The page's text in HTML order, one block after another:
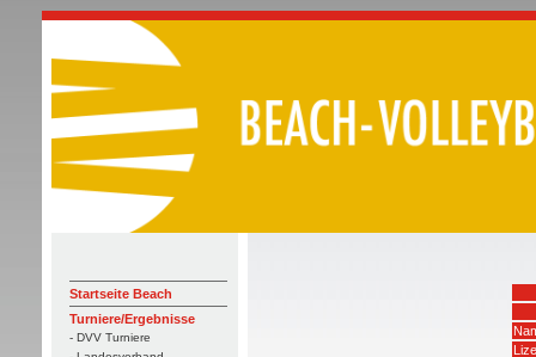
Startseite Beach
Turniere/Ergebnisse
- DVV Turniere